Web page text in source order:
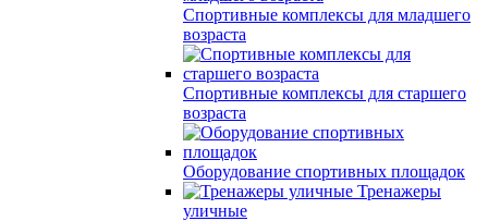
Спортивные комплексы для младшего
возраста
Спортивные комплексы для старшего
возраста
Оборудование спортивных площадок
Тренажеры
уличные